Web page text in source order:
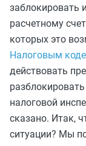
заблокировать
расчетному
которых это
Налоговым
действовать
налоговой
сказано. Итак,
ситуации? Мы